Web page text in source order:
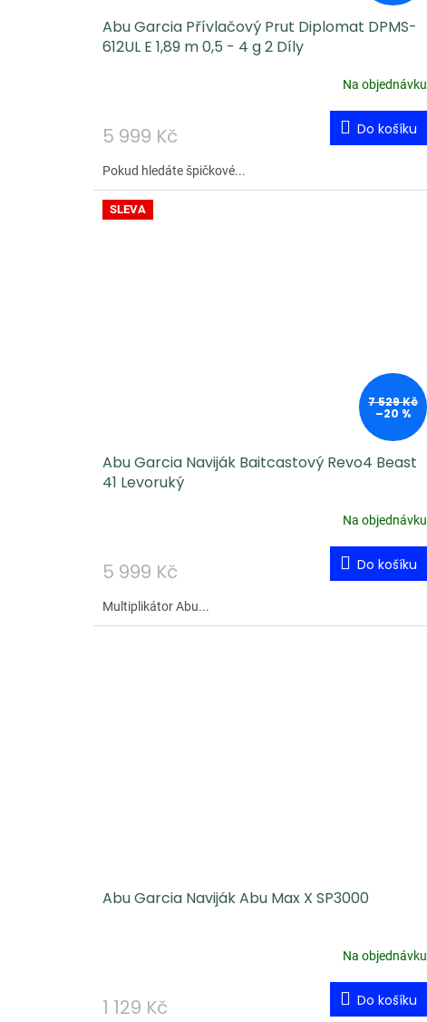
Abu Garcia Přívlačový Prut Diplomat DPMS-
612UL E 1,89 m 0,5 - 4 g 2 Díly
Na objednávku
5 999 Kč Do košíku
Pokud hledáte špičkové...
SLEVA
7 529 Kč
–20 %
Abu Garcia Naviják Baitcastový Revo4 Beast
41 Levoruký
Na objednávku
5 999 Kč Do košíku
Multiplikátor Abu...
Abu Garcia Naviják Abu Max X SP3000
Na objednávku
1 129 Kč Do košíku